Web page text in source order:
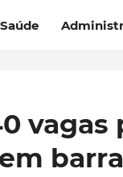
Saúde
vagas